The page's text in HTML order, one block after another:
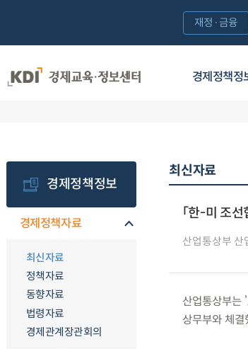
경제정책정
재정·금융
경제정책정보
경제정책자료
최신자료
정책자료
동향자료
법령자료
경제관계장관회의
최신자료
「한-미 조
산업통상부 산
산업통상부는
상무부와 체결